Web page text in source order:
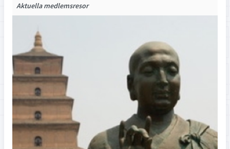
Aktuella medlemsresor